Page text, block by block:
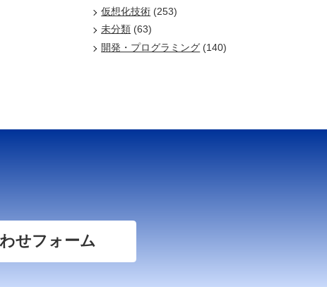
仮想化技術 (253)
未分類 (63)
開発・プログラミング (140)
せフォーム